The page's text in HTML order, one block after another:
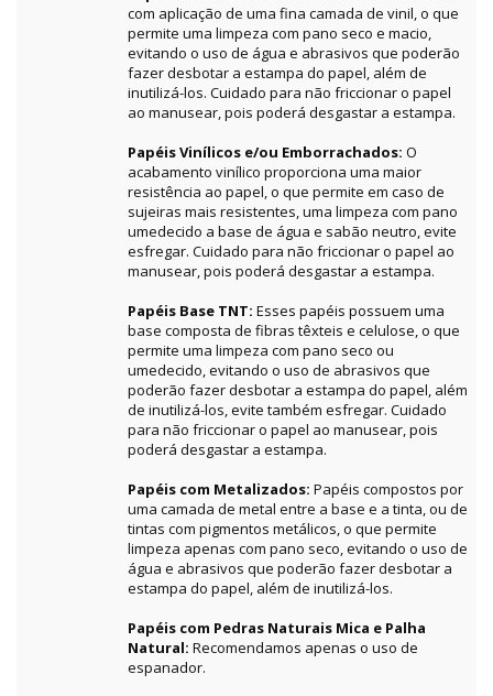
com aplicação de uma fina camada de vinil, o que
permite uma limpeza com pano seco e macio,
evitando o uso de água e abrasivos que poderão
fazer desbotar a estampa do papel, além de
inutilizá-los. Cuidado para não friccionar o papel
ao manusear, pois poderá desgastar a estampa.
Papéis Vinílicos e/ou Emborrachados: O
acabamento vinílico proporciona uma maior
resistência ao papel, o que permite em caso de
sujeiras mais resistentes, uma limpeza com pano
umedecido a base de água e sabão neutro, evite
esfregar. Cuidado para não friccionar o papel ao
manusear, pois poderá desgastar a estampa.
Papéis Base TNT: Esses papéis possuem uma
base composta de fibras têxteis e celulose, o que
permite uma limpeza com pano seco ou
umedecido, evitando o uso de abrasivos que
poderão fazer desbotar a estampa do papel, além
de inutilizá-los, evite também esfregar. Cuidado
para não friccionar o papel ao manusear, pois
poderá desgastar a estampa.
Papéis com Metalizados: Papéis compostos por
uma camada de metal entre a base e a tinta, ou de
tintas com pigmentos metálicos, o que permite
limpeza apenas com pano seco, evitando o uso de
água e abrasivos que poderão fazer desbotar a
estampa do papel, além de inutilizá-los.
Papéis com Pedras Naturais Mica e Palha
Natural: Recomendamos apenas o uso de
espanador.